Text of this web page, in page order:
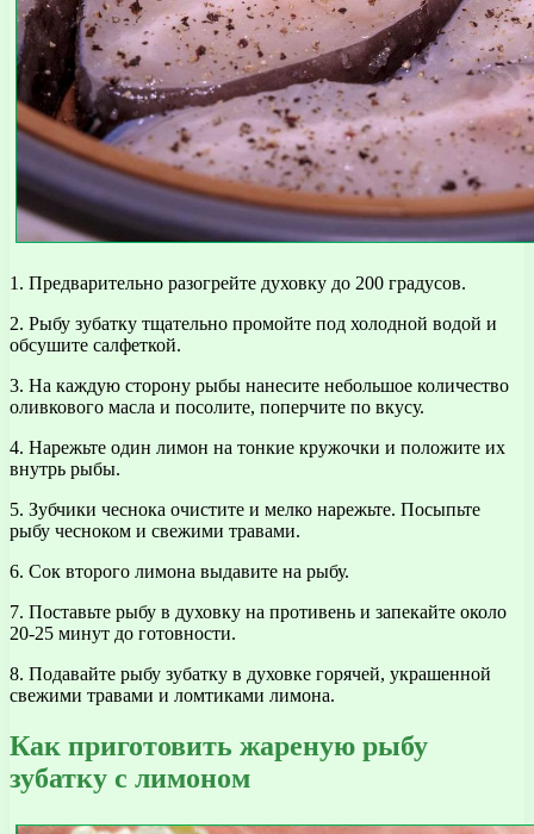
1. Предварительно разогрейте духовку до 200 градусов.
2. Рыбу зубатку тщательно промойте под холодной водой и
обсушите салфеткой.
3. На каждую сторону рыбы нанесите небольшое количество
оливкового масла и посолите, поперчите по вкусу.
4. Нарежьте один лимон на тонкие кружочки и положите их
внутрь рыбы.
5. Зубчики чеснока очистите и мелко нарежьте. Посыпьте
рыбу чесноком и свежими травами.
6. Сок второго лимона выдавите на рыбу.
7. Поставьте рыбу в духовку на противень и запекайте около
20-25 минут до готовности.
8. Подавайте рыбу зубатку в духовке горячей, украшенной
свежими травами и ломтиками лимона.
Как приготовить жареную рыбу
зубатку с лимоном